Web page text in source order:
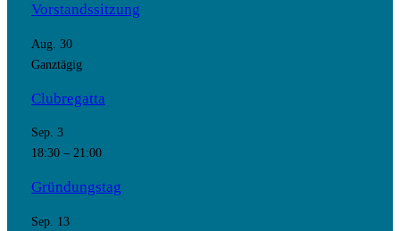
Vorstandssitzung
Aug. 30
Ganztägig
Clubregatta
Sep. 3
18:30– 21:00
Gründungstag
Sep. 13